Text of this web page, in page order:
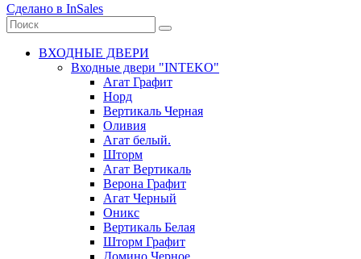
Сделано в InSales
ВХОДНЫЕ ДВЕРИ
Входные двери "INTEKO"
Агат Графит
Норд
Вертикаль Черная
Оливия
Агат белый.
Шторм
Агат Вертикаль
Верона Графит
Агат Черный
Оникс
Вертикаль Белая
Шторм Графит
Домино Черное